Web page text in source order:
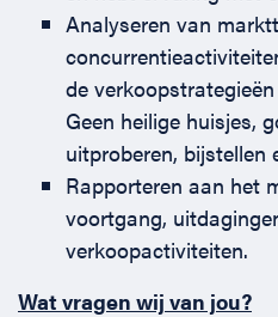
Analyseren van
de
Geen heilige huisjes,
uitproberen, bijstellen
Rapporteren aan het
voortgang,
verkoopactiviteiten.
Wat vragen wij van jou?